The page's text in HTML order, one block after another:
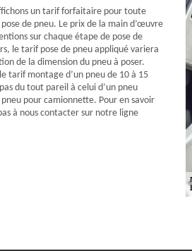
un tarif forfaitaire pour toute
de pneu. Le prix de la main d’œuvre
sur chaque étape de pose de
le tarif pose de pneu appliqué variera
de la dimension du pneu à poser.
tarif montage d’un pneu de 10 à 15
du tout pareil à celui d’un pneu
pneu pour camionnette. Pour en savoir
à nous contacter sur notre ligne